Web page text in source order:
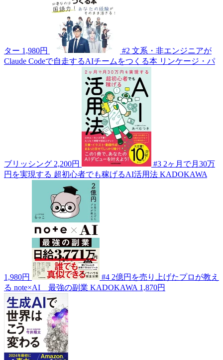
ター 1,980円 #2 文系・非エンジニアが
Claude Codeで自走するAIチームをつくる本 リンケージ・パ
ブリッシング 2,200円 #3 2ヶ月で月30万
円を実現する 超初心者でも稼げるAI活用法 KADOKAWA
1,980円 #4 2億円を売り上げたプロが教え
る note×AI 最強の副業 KADOKAWA 1,870円